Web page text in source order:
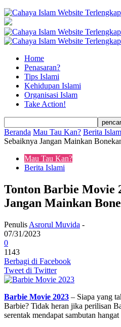
Home
Penasaran?
Tips Islami
Kehidupan Islami
Organisasi Islam
Take Action!
Beranda Mau Tau Kan? Berita
Sebaiknya Jangan Mainkan
Mau Tau Kan?
Berita Islami
Tonton Barbie Movie
Jangan Mainkan
Penulis Asrorul Muvida -
07/31/2023
0
1143
Berbagi di Facebook
Tweet di Twitter
Barbie Movie 2023 – Siapa yang
Barbie? Tidak heran jika perilisan
serentak mendapat sambutan